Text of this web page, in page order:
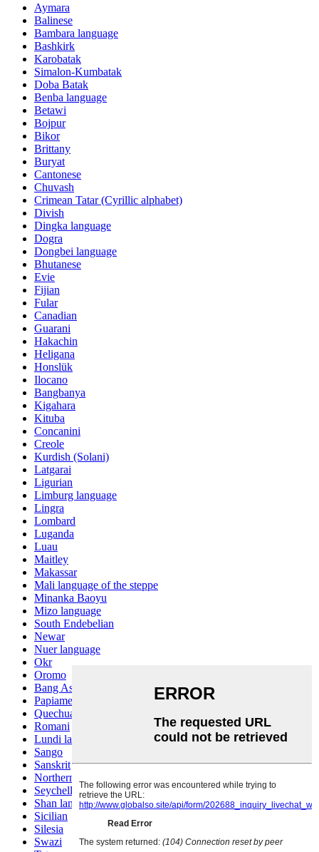
Aymara
Balinese
Bambara language
Bashkirk
Karobatak
Simalon-Kumbatak
Doba Batak
Benba language
Betawi
Bojpur
Bikor
Brittany
Buryat
Cantonese
Chuvash
Crimean Tatar (Cyrillic alphabet)
Divish
Dingka language
Dogra
Dongbei language
Bhutanese
Evie
Fijian
Fular
Canadian
Guarani
Hakachin
Heligana
Honslük
Ilocano
Bangbanya
Kigahara
Kituba
Concanini
Creole
Kurdish (Solani)
Latgarai
Ligurian
Limburg language
Lingra
Lombard
Luganda
Luau
Maitley
Makassar
Mali language of the steppe
Minanka Baoyu
Mizo language
South Endebelian
Newar
Nuer language
Okr
Oromo
Bang Ashinan
Papiamento
Quechua
Romani
Lundi language
Sango
Sanskrit
Northern Sotho
Seychelles Creole
Shan language
Sicilian
Silesia
Swazi